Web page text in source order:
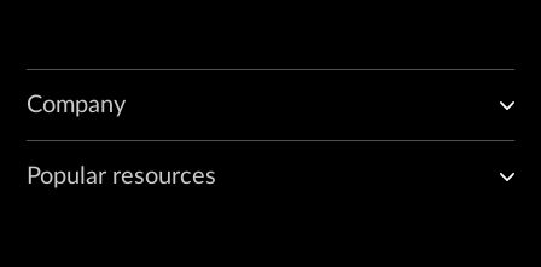
Company
Popular resources